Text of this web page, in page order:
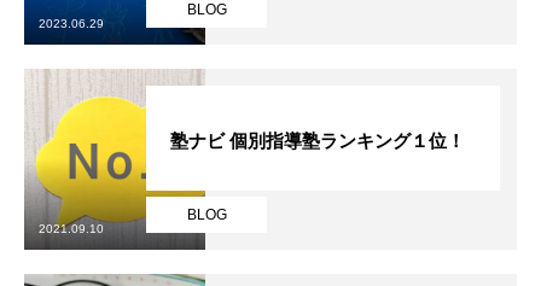
BLOG
2023.06.29
BLOG
塾ナビ 個別指導塾ランキング１位！
2021.09.10